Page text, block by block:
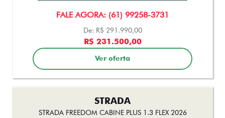
FALE AGORA: (61) 99258-3731
FINANCIAMENTO
De: R$ 291.990,00